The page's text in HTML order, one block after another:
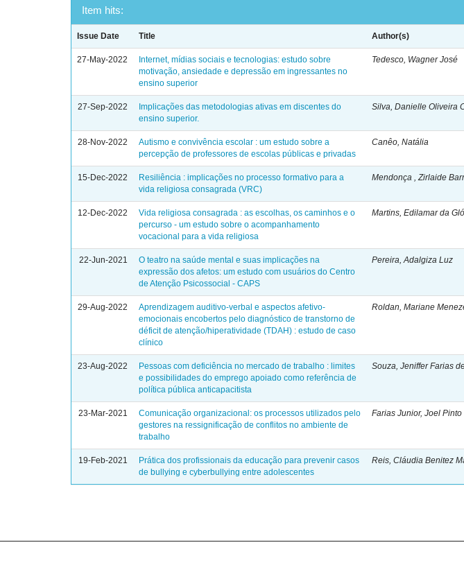
Item hits:
Issue Date Title Author(s)
27-May-2022
Internet, mídias sociais e tecnologias: estudo sobre
motivação, ansiedade e depressão em ingressantes no
ensino superior
Tedesco, Wagner José
27-Sep-2022
Implicações das metodologias ativas em discentes do
ensino superior.
Silva, Danielle Oliveira
28-Nov-2022
Autismo e convivência escolar : um estudo sobre a
percepção de professores de escolas públicas e privadas
Canêo, Natália
15-Dec-2022
Resiliência : implicações no processo formativo para a
vida religiosa consagrada (VRC)
Mendonça , Zirlaide
12-Dec-2022
Vida religiosa consagrada : as escolhas, os caminhos e o
percurso - um estudo sobre o acompanhamento
vocacional para a vida religiosa
Martins, Edilamar da
22-Jun-2021
O teatro na saúde mental e suas implicações na
expressão dos afetos: um estudo com usuários do Centro
de Atenção Psicossocial - CAPS
Pereira, Adalgiza Luz
29-Aug-2022
Aprendizagem auditivo-verbal e aspectos afetivo-
emocionais encobertos pelo diagnóstico de transtorno de
déficit de atenção/hiperatividade (TDAH) : estudo de caso
clínico
Roldan, Mariane
23-Aug-2022
Pessoas com deficiência no mercado de trabalho : limites
e possibilidades do emprego apoiado como referência de
política pública anticapacitista
Souza, Jeniffer Farias
23-Mar-2021
Comunicação organizacional: os processos utilizados pelo
gestores na ressignificação de conflitos no ambiente de
trabalho
Farias Junior, Joel Pinto
19-Feb-2021
Prática dos profissionais da educação para prevenir casos
de bullying e cyberbullying entre adolescentes
Reis, Cláudia Benitez